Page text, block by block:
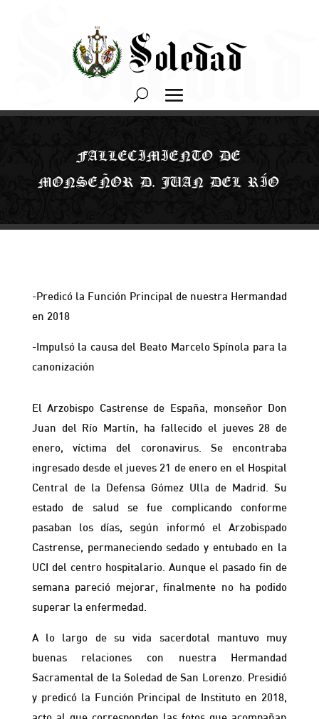
FALLECIMIENTO DE
MONSEÑOR D. JUAN DEL RÍO
-Predicó la Función Principal de nuestra Hermandad
en 2018
-Impulsó la causa del Beato Marcelo Spínola para la
canonización
El Arzobispo Castrense de España, monseñor Don
Juan del Río Martín, ha fallecido el jueves 28 de
enero, víctima del coronavirus. Se encontraba
ingresado desde el jueves 21 de enero en el Hospital
Central de la Defensa Gómez Ulla de Madrid. Su
estado de salud se fue complicando conforme
pasaban los días, según informó el Arzobispado
Castrense, permaneciendo sedado y entubado en la
UCI del centro hospitalario. Aunque el pasado fin de
semana pareció mejorar, finalmente no ha podido
superar la enfermedad.
A lo largo de su vida sacerdotal mantuvo muy
buenas relaciones con nuestra Hermandad
Sacramental de la Soledad de San Lorenzo. Presidió
y predicó la Función Principal de Instituto en 2018,